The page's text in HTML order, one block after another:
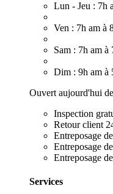
Lun - Jeu : 7h
Ven : 7h am à
Sam : 7h am à
Dim : 9h am à
Ouvert aujourd'hui
Inspection
Retour client
Entreposage
Entreposage
Entreposage
Services